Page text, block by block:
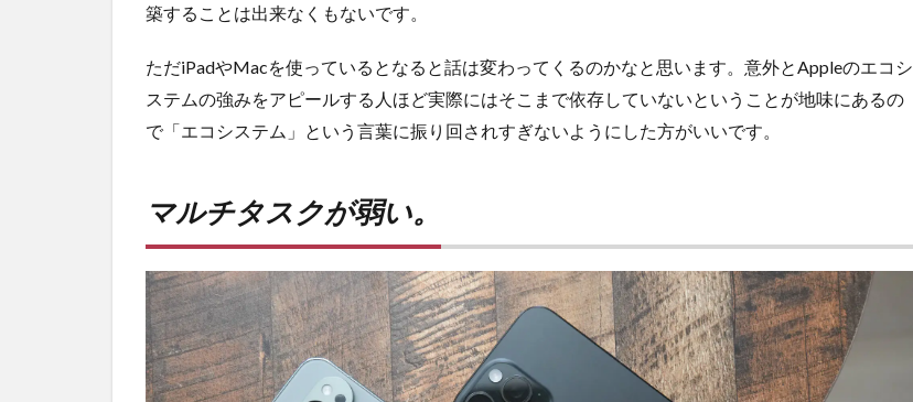
築することは出来なくもないです。
ただiPadやMacを使っているとなると話は変わってくるのかなと思います。意外とAppleのエコシ
ステムの強みをアピールする人ほど実際にはそこまで依存していないということが地味にあるの
で「エコシステム」という言葉に振り回されすぎないようにした方がいいです。
マルチタスクが弱い。